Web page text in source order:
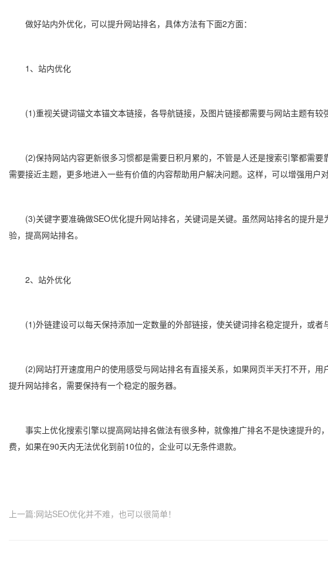
做好站内外优化，可以提升网站排名，具体方法有下面2方面：
1、站内优化
(1)重视关键词锚文本锚文本链接，各导航链接，及图片链接都需要与网站主题有较
(2)保持网站内容更新很多习惯都是需要日积月累的，不管是人还是搜索引擎都需要
需要接近主题，更多地进入一些有价值的内容帮助用户解决问题。这样，可以增强用户
(3)关键字要准确做SEO优化提升网站排名，关键词是关键。虽然网站排名的提升是
验，提高网站排名。
2、站外优化
(1)外链建设可以每天保持添加一定数量的外部链接，使关键词排名稳定提升，或者
(2)网站打开速度用户的使用感受与网站排名有直接关系，如果网页半天打不开，用
提升网站排名，需要保持有一个稳定的服务器。
事实上优化搜索引擎以提高网站排名做法有很多种，就像推广排名不是快速提升的
费，如果在90天内无法优化到前10位的，企业可以无条件退款。
上一篇:网站SEO优化并不难，也可以很简单！